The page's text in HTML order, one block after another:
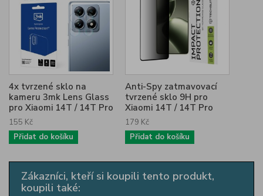
4x tvrzené sklo na
kameru 3mk Lens Glass
pro Xiaomi 14T / 14T Pro
155 Kč
Přidat do košíku
Anti-Spy zatmavovací
tvrzené sklo 9H pro
Xiaomi 14T / 14T Pro
179 Kč
Přidat do košíku
Zákazníci, kteří si koupili tento produkt,
koupili také: